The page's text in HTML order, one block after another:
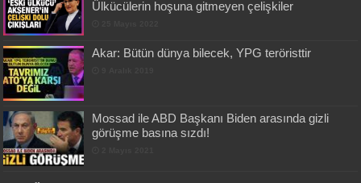
Ülkücülerin hoşuna gitmeyen çelişkiler
Akar: Bütün dünya bilecek, YPG teröristtir
Mossad ile ABD Başkanı Biden arasında gizli
görüşme basına sızdı!